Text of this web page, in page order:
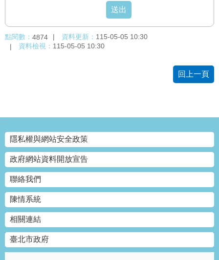
點閱數： 4874 資料更新： 115-05-05 10:30
資料檢視： 115-05-05 10:30
回上一頁
:::
隱私權與網站安全政策
政府網站資料開放宣告
聯絡我們
陳情系統
相關連結
臺北市政府